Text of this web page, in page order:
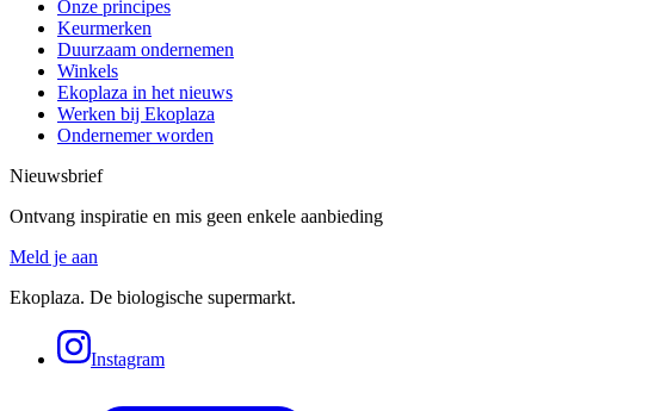
Onze principes
Keurmerken
Duurzaam ondernemen
Winkels
Ekoplaza in het nieuws
Werken bij Ekoplaza
Ondernemer worden
Nieuwsbrief
Ontvang inspiratie en mis geen enkele aanbieding
Meld je aan
Ekoplaza. De biologische supermarkt.
Instagram